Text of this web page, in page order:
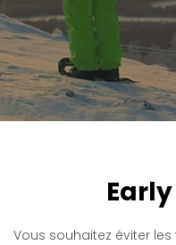
Vous souhaitez éviter